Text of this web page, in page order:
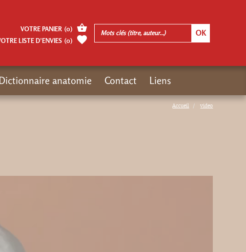
Accueil video
VOTRE PANIER (0)
LISTE D’ENVIES (0)
anatomie Contact Liens